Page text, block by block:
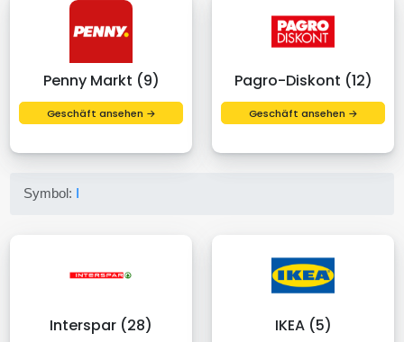
Penny Markt (9)
Geschäft ansehen →
Pagro-Diskont (12)
Geschäft ansehen →
Symbol: I
Interspar (28) IKEA (5)